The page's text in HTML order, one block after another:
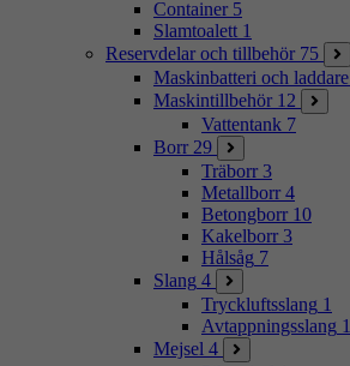
Container 5
Slamtoalett 1
Reservdelar och tillbehör 75
Maskinbatteri och laddare
Maskintillbehör 12
Vattentank 7
Borr 29
Träborr 3
Metallborr 4
Betongborr 10
Kakelborr 3
Hålsåg 7
Slang 4
Tryckluftsslang 1
Avtappningsslang 1
Mejsel 4